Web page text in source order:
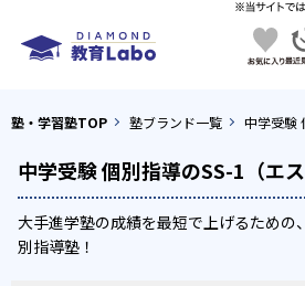
塾・学習塾TOP 塾ブランド一覧 中学受験
中学受験 個別指導のSS-1（エス
大手進学塾の成績を最短で上げるための
別指導塾！